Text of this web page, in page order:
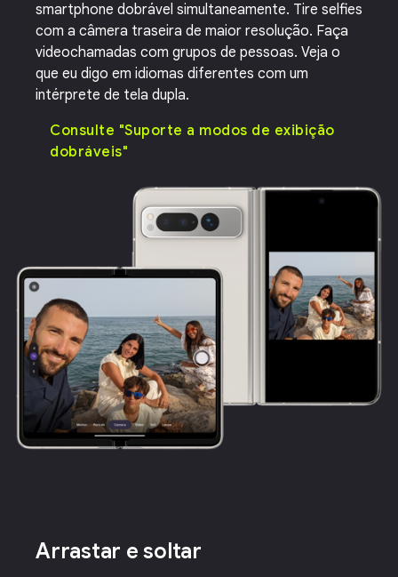
smartphone dobrável simultaneamente. Tire selfies
com a câmera traseira de maior resolução. Faça
videochamadas com grupos de pessoas. Veja o
que eu digo em idiomas diferentes com um
intérprete de tela dupla.
Consulte "Suporte a modos de exibição
dobráveis"
Arrastar e soltar